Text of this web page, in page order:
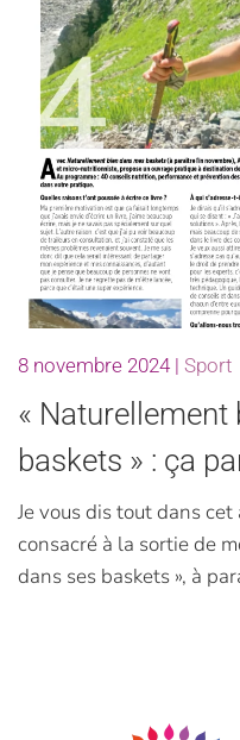
8 novembre 2024| Sport
« Naturellement
baskets » : ça
Je vous dis tout dans
consacré à la sortie de
dans ses baskets », à